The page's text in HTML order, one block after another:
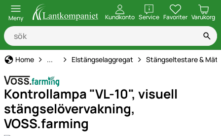
Meny Kundkonto ServiceöppnaFavoriter Varukorg
Home Elstängsel
... Elstängselaggregat Stängseltestare &
Kontrollampa "VL-10", visuell
stängselövervakning,
VOSS.farming